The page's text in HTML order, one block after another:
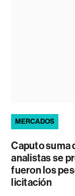
MERCADOS
Caputo suma
analistas se
fueron los
licitación